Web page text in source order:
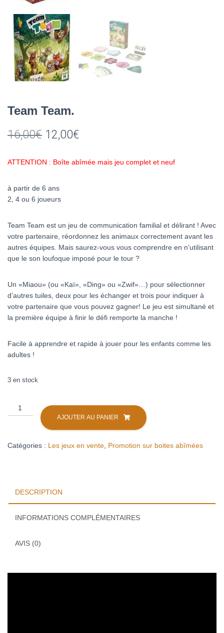
Team Team.
16,00€ Le
était :
12,00€
ATTENTION : Boîte abîmée mais jeu complet et neuf
à partir de 6 ans
2, 4 ou 6 joueurs
Team Team est un jeu de communication familial et délirant ! Avec
votre partenaire, réordonnez les animaux correctement avant les
autres équipes. Mais saurez-vous vous comprendre en n’utilisant
que le son loufoque imposé pour le tour ?
Un «Miaou» (ou «Kaï», «Ding» ou «Zwif»…) pour sélectionner
d’autres tuiles, deux pour les échanger et trois pour indiquer à
votre partenaire que vous pouvez gagner! Le jeu est simultané et
la première équipe à finir le défi remporte la manche !
Facile à apprendre et rapide à jouer pour les enfants comme les
adultes !
3 en stock
quantité
de
AJOUTER AU PANIER
Catégories : Les jeux en vente Promotion sur boites abîmées
DESCRIPTION
INFORMATIONS COMPLÉMENTAIRES
AVIS (0)